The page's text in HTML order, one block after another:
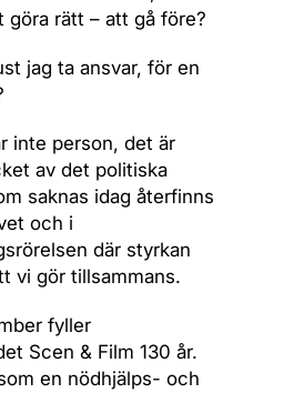
göra rätt – att gå före?
jag ta ansvar, för en
inte person, det är
av det politiska
saknas idag återfinns
och i
där styrkan
vi gör tillsammans.
fyller
Scen & Film 130 år.
en nödhjälps- och